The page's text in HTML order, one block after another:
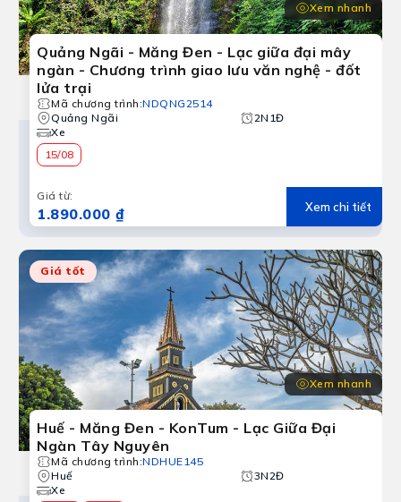
Kon Tum
quốc gia, các công trình lịch sử, kiến trúc cổ,
Xem nhanh
Quảng Ngãi - Măng Đen - Lạc giữa đại mây
ngàn - Chương trình giao lưu văn nghệ - đốt
lửa trại
Mã chương trình:NDQNG2514
Quảng Ngãi
2N1Đ
Xe
15/08
Giá từ:
1.890.000 ₫ Xem chi tiết
Giá tốt
Xem nhanh
Huế - Măng Đen - KonTum - Lạc Giữa Đại
Ngàn Tây Nguyên
Mã chương trình:NDHUE145
Huế
3N2Đ
Xe